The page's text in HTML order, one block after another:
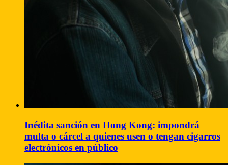
Inédita sanción en Hong Kong: impondrá
multa o cárcel a quienes usen o tengan cigarros
electrónicos en público